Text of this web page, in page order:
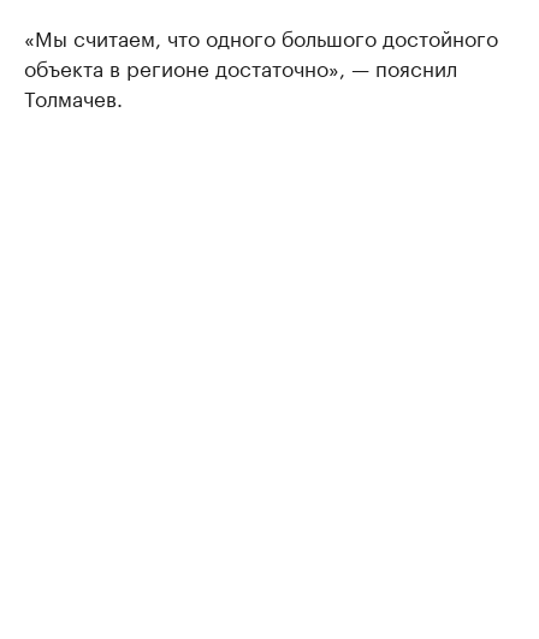
«Мы считаем, что одного большого достойного
объекта в регионе достаточно», — пояснил
Толмачев.